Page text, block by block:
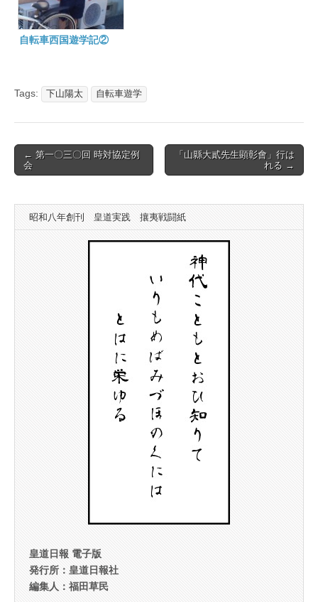
自転車西国遊学記②
Tags: 下山陽太 自転車遊学
Post
navigation
← 第一〇三〇回 時対協定例
会
「山縣大貳先生顕彰會」行は
れる →
昭和八年創刊 皇道実践 攘夷戦闘紙
皇道日報 電子版
発行所：皇道日報社
編集人：福田草民